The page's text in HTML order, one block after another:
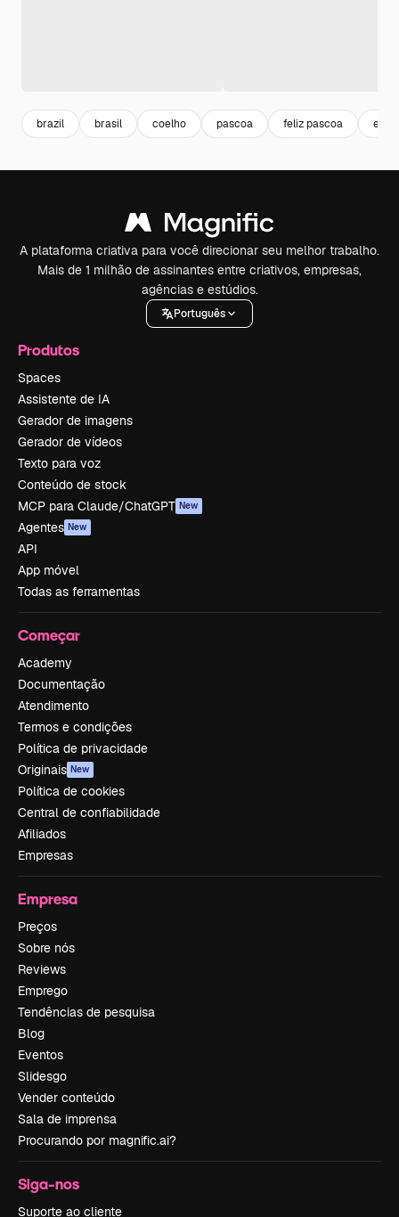
brazil brasil coelho pascoa feliz pascoa
A plataforma criativa para você direcionar seu melhor trabalho.
Mais de 1 milhão de assinantes entre criativos, empresas,
agências e estúdios.
Português
Produtos
Spaces
Assistente de IA
Gerador de imagens
Gerador de vídeos
Texto para voz
Conteúdo de stock
MCP para Claude/ChatGPT New
Agentes New
API
App móvel
Todas as ferramentas
Começar
Academy
Documentação
Atendimento
Termos e condições
Política de privacidade
Originais New
Política de cookies
Central de confiabilidade
Afiliados
Empresas
Empresa
Preços
Sobre nós
Reviews
Emprego
Tendências de pesquisa
Blog
Eventos
Slidesgo
Vender conteúdo
Sala de imprensa
Procurando por magnific.ai?
Siga-nos
Suporte ao cliente